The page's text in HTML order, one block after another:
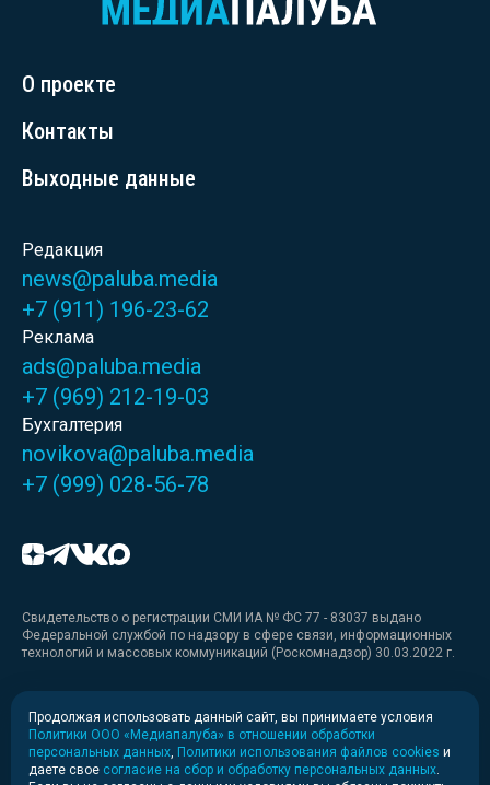
О проекте
Контакты
Выходные данные
Редакция
news@paluba.media
+7 (911) 196-23-62
Реклама
ads@paluba.media
+7 (969) 212-19-03
Бухгалтерия
novikova@paluba.media
+7 (999) 028-56-78
Свидетельство о регистрации СМИ ИА № ФС 77 - 83037 выдано
Федеральной службой по надзору в сфере связи, информационных
технологий и массовых коммуникаций (Роскомнадзор) 30.03.2022 г.
Медиакит
Медиакит для печати
Продолжая использовать данный сайт, вы принимаете условия
Политики ООО «Медиапалуба» в отношении обработки
персональных данных Политики использования файлов cookies и
даете свое согласие на сбор и обработку персональных данных